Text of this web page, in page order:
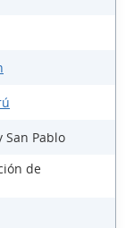
San Pablo
de